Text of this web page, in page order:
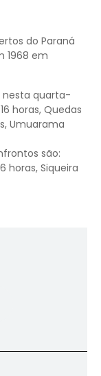
do Paraná
1968 em
nesta quarta-
horas, Quedas
Umuarama
são:
horas, Siqueira